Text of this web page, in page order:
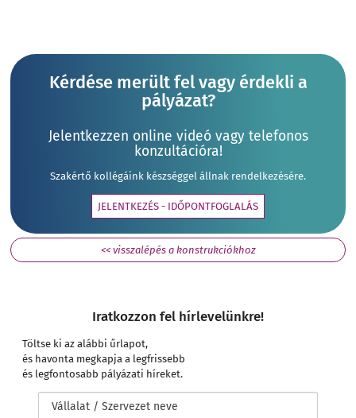
Kérdése merült fel vagy érdekli a
pályázat?
Jelentkezzen online videó vagy telefonos
konzultációra!
Szakértő kollégáink készséggel állnak rendelkezésére.
JELENTKEZÉS - IDŐPONTFOGLALÁS
<< visszalépés a konstrukciókhoz
Iratkozzon fel hírlevelünkre!
Töltse ki az alábbi űrlapot,
és havonta megkapja a legfrissebb
és legfontosabb pályázati híreket.